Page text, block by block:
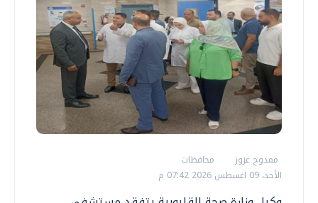
ممدوح عزوز
محافظات
الأحد، 09 اغسطس 2026 07:42 م